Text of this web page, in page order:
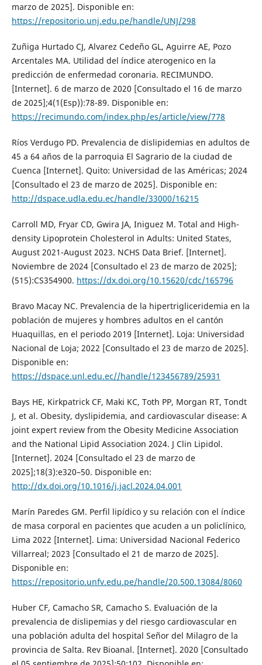
marzo de 2025]. Disponible en:
https://repositorio.unj.edu.pe/handle/UNJ/298
Zuñiga Hurtado CJ, Alvarez Cedeño GL, Aguirre AE, Pozo
Arcentales MA. Utilidad del índice aterogenico en la
predicción de enfermedad coronaria. RECIMUNDO.
[Internet]. 6 de marzo de 2020 [Consultado el 16 de marzo
de 2025];4(1(Esp)):78-89. Disponible en:
https://recimundo.com/index.php/es/article/view/778
Ríos Verdugo PD. Prevalencia de dislipidemias en adultos de
45 a 64 años de la parroquia El Sagrario de la ciudad de
Cuenca [Internet]. Quito: Universidad de las Américas; 2024
[Consultado el 23 de marzo de 2025]. Disponible en:
http://dspace.udla.edu.ec/handle/33000/16215
Carroll MD, Fryar CD, Gwira JA, Iniguez M. Total and High-
density Lipoprotein Cholesterol in Adults: United States,
August 2021-August 2023. NCHS Data Brief. [Internet].
Noviembre de 2024 [Consultado el 23 de marzo de 2025];
(515):CS354900. https://dx.doi.org/10.15620/cdc/165796
Bravo Macay NC. Prevalencia de la hipertrigliceridemia en la
población de mujeres y hombres adultos en el cantón
Huaquillas, en el periodo 2019 [Internet]. Loja: Universidad
Nacional de Loja; 2022 [Consultado el 23 de marzo de 2025].
Disponible en:
https://dspace.unl.edu.ec//handle/123456789/25931
Bays HE, Kirkpatrick CF, Maki KC, Toth PP, Morgan RT, Tondt
J, et al. Obesity, dyslipidemia, and cardiovascular disease: A
joint expert review from the Obesity Medicine Association
and the National Lipid Association 2024. J Clin Lipidol.
[Internet]. 2024 [Consultado el 23 de marzo de
2025];18(3):e320–50. Disponible en:
http://dx.doi.org/10.1016/j.jacl.2024.04.001
Marín Paredes GM. Perfil lipídico y su relación con el índice
de masa corporal en pacientes que acuden a un policlínico,
Lima 2022 [Internet]. Lima: Universidad Nacional Federico
Villarreal; 2023 [Consultado el 21 de marzo de 2025].
Disponible en:
https://repositorio.unfv.edu.pe/handle/20.500.13084/8060
Huber CF, Camacho SR, Camacho S. Evaluación de la
prevalencia de dislipemias y del riesgo cardiovascular en
una población adulta del hospital Señor del Milagro de la
provincia de Salta. Rev Bioanal. [Internet]. 2020 [Consultado